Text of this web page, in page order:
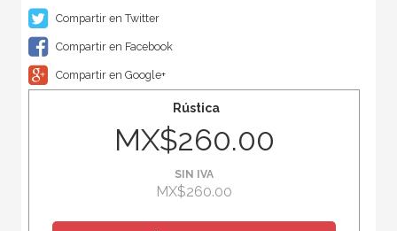
Compartir en Twitter
Compartir en Facebook
Compartir en Google+
Rústica
MX$260.00
SIN IVA
MX$260.00